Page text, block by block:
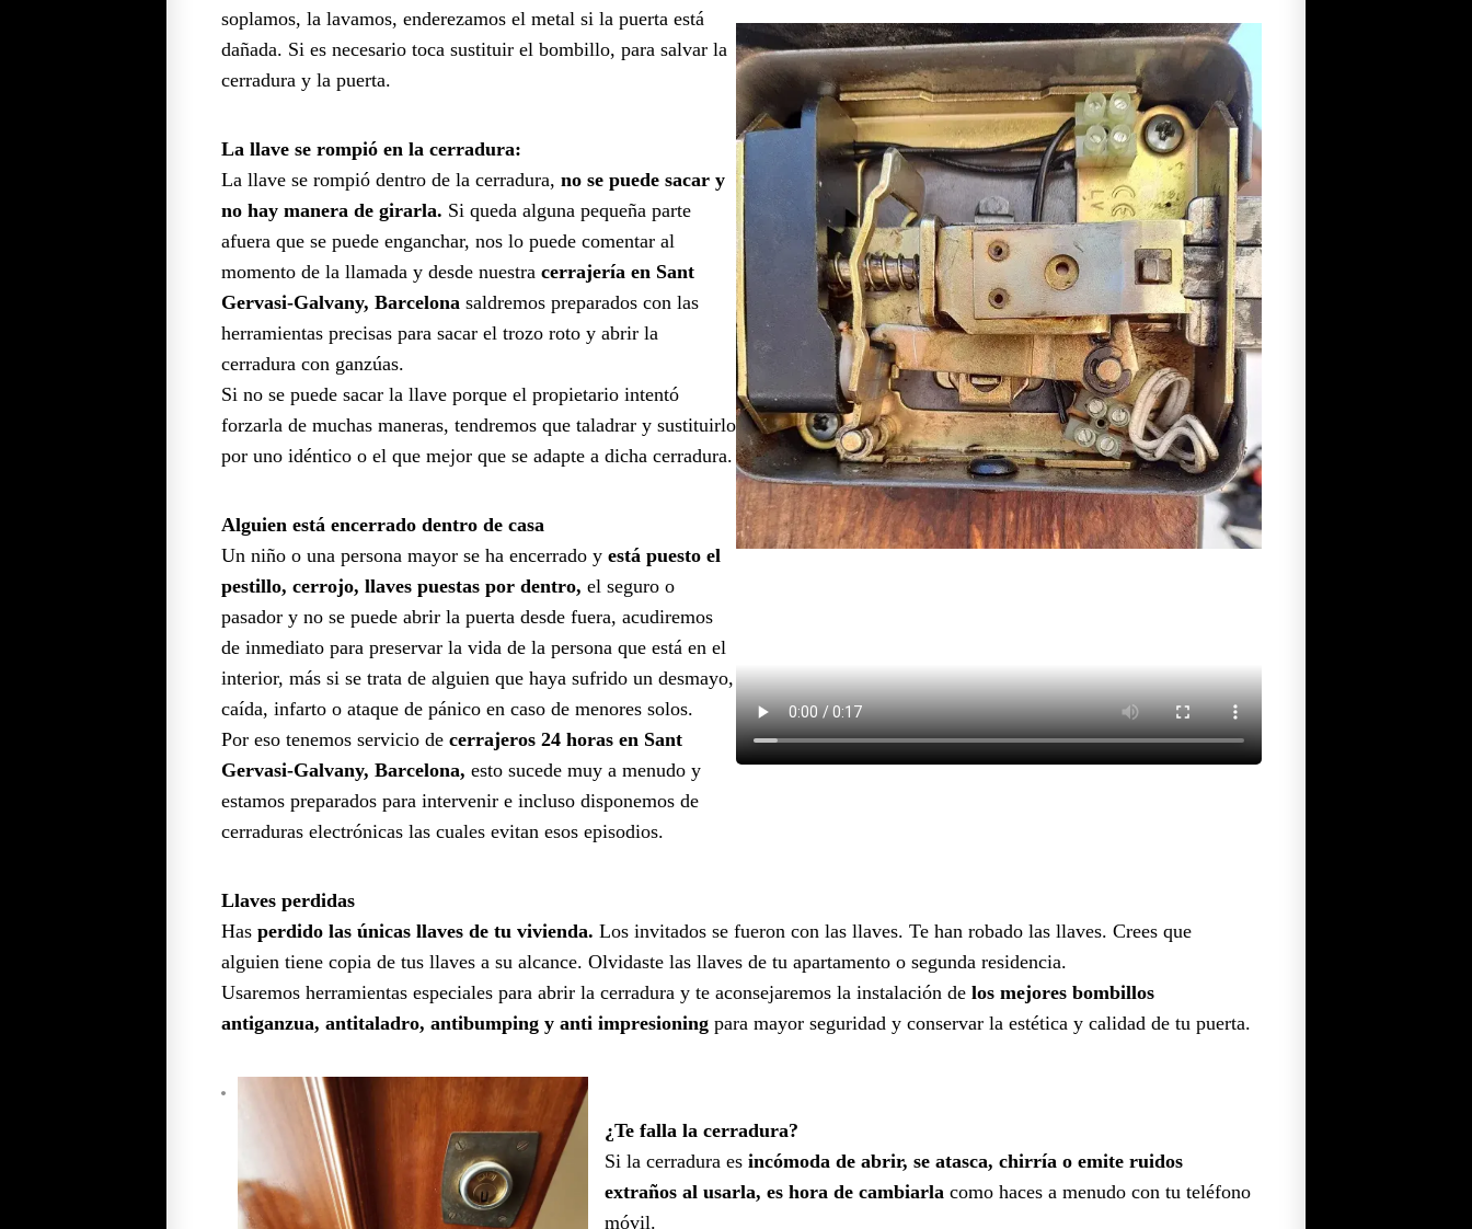
soplamos, la lavamos, enderezamos el metal si la puerta está
dañada. Si es necesario toca sustituir el bombillo, para salvar la
cerradura y la puerta.
La llave se rompió en la cerradura:
La llave se rompió dentro de la cerradura, no se puede sacar y
no hay manera de girarla. Si queda alguna pequeña parte
afuera que se puede enganchar, nos lo puede comentar al
momento de la llamada y desde nuestra cerrajería en Sant
Gervasi-Galvany, Barcelona saldremos preparados con las
herramientas precisas para sacar el trozo roto y abrir la
cerradura con ganzúas.
Si no se puede sacar la llave porque el propietario intentó
forzarla de muchas maneras, tendremos que taladrar y sustituirlo
por uno idéntico o el que mejor que se adapte a dicha cerradura.
Alguien está encerrado dentro de casa
Un niño o una persona mayor se ha encerrado y está puesto el
pestillo, cerrojo, llaves puestas por dentro, el seguro o
pasador y no se puede abrir la puerta desde fuera, acudiremos
de inmediato para preservar la vida de la persona que está en el
interior, más si se trata de alguien que haya sufrido un desmayo,
caída, infarto o ataque de pánico en caso de menores solos.
Por eso tenemos servicio de cerrajeros 24 horas en Sant
Gervasi-Galvany, Barcelona, esto sucede muy a menudo y
estamos preparados para intervenir e incluso disponemos de
cerraduras electrónicas las cuales evitan esos episodios.
Llaves perdidas
Has perdido las únicas llaves de tu vivienda. Los invitados se fueron con las llaves. Te han robado las llaves. Crees que
alguien tiene copia de tus llaves a su alcance. Olvidaste las llaves de tu apartamento o segunda residencia.
Usaremos herramientas especiales para abrir la cerradura y te aconsejaremos la instalación de los mejores bombillos
antiganzua, antitaladro, antibumping y anti impresioning para mayor seguridad y conservar la estética y calidad de tu puerta.
¿Te falla la cerradura?
Si la cerradura es incómoda de abrir, se atasca, chirría o emite ruidos
extraños al usarla, es hora de cambiarla como haces a menudo con tu teléfono
móvil.